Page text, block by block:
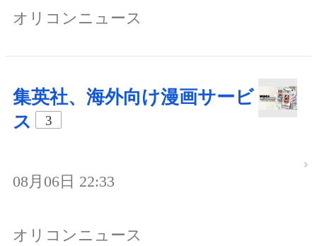
オリコンニュース
集英社、海外向け漫画サービ
ス
3
08月06日 22:33
オリコンニュース